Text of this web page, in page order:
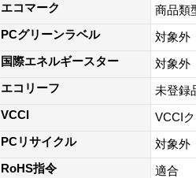
エコマーク
商品類
PCグリーンラベル
対象外
国際エネルギースター
対象外
エコリーフ
未登録
VCCI
VCCI
PCリサイクル
対象外
RoHS指令
適合